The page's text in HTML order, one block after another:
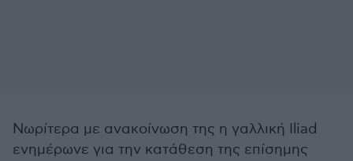
Νωρίτερα με ανακοίνωση της η γαλλική Iliad
ενημέρωνε για την κατάθεση της επίσημης